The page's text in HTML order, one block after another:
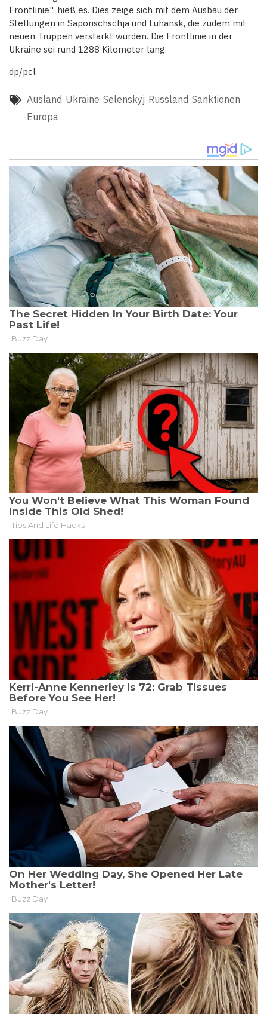
Frontlinie", hieß es. Dies zeige sich mit dem Ausbau der
Stellungen in Saporischschja und Luhansk, die zudem mit
neuen Truppen verstärkt würden. Die Frontlinie in der
Ukraine sei rund 1288 Kilometer lang.
dp/pcl
Ausland Ukraine Selenskyj Russland Sanktionen
Europa